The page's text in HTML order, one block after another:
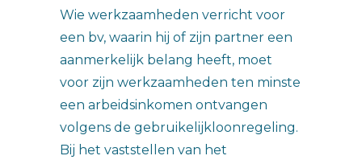
Wie werkzaamheden verricht voor
een bv, waarin hij of zijn partner een
aanmerkelijk belang heeft, moet
voor zijn werkzaamheden ten minste
een arbeidsinkomen ontvangen
volgens de gebruikelijkloonregeling.
Bij het vaststellen van het